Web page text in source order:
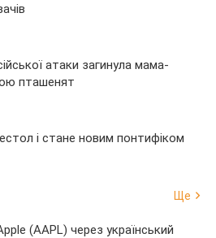
атаки загинула мама-
пташенят
і стане новим понтифіком
Ще
(AAPL) через український